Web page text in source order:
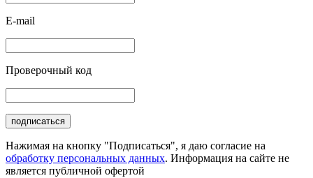
E-mail
Проверочный код
подписаться
Нажимая на кнопку "Подписаться", я даю согласие на
обработку персональных данных. Информация на сайте не
является публичной офертой